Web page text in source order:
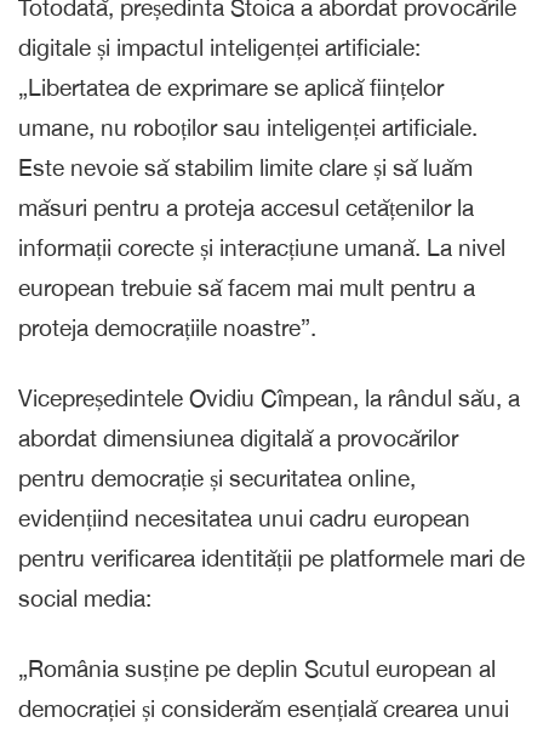
Totodată, președinta Stoica a abordat provocările
digitale și impactul inteligenței artificiale:
„Libertatea de exprimare se aplică ființelor
umane, nu roboților sau inteligenței artificiale.
Este nevoie să stabilim limite clare și să luăm
măsuri pentru a proteja accesul cetățenilor la
informații corecte și interacțiune umană. La nivel
european trebuie să facem mai mult pentru a
proteja democrațiile noastre”.
Vicepreședintele Ovidiu Cîmpean, la rândul său, a
abordat dimensiunea digitală a provocărilor
pentru democrație și securitatea online,
evidențiind necesitatea unui cadru european
pentru verificarea identității pe platformele mari de
social media:
„România susține pe deplin Scutul european al
democrației și considerăm esențială crearea unui